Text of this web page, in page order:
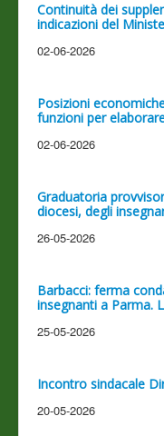
Continuità dei
indicazioni del
02-06-2026
Posizioni
funzioni per
02-06-2026
Graduatoria
diocesi, degli
26-05-2026
Barbacci: ferma
insegnanti a Parma.
25-05-2026
Incontro sindacale
20-05-2026